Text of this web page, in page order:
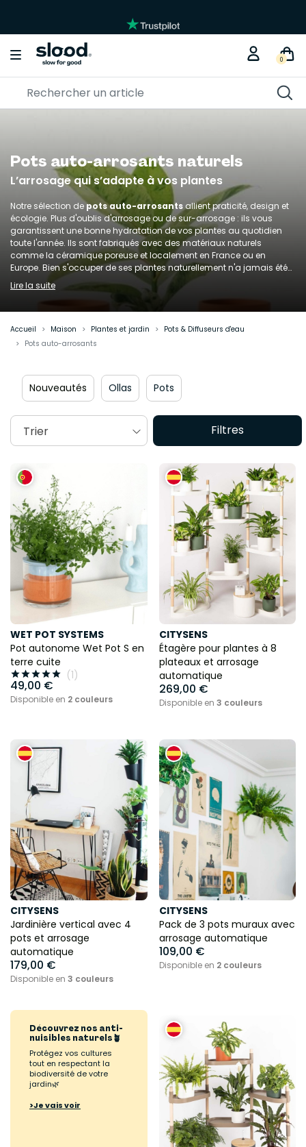
0
Pots auto-arrosants naturels
L’arrosage qui s’adapte à vos plantes
Notre sélection depots auto-arrosantsallient praticité, design et
écologie. Plus d'oublis d'arrosage ou de sur-arrosage : ils vous
garantissent une bonne hydratation de vos plantes au quotidien
toute l'année. Ils sont fabriqués avec des matériaux naturels
comme la céramique poreuse et localement en France ou en
Europe. Bien s'occuper de ses plantes naturellement n'a jamais été
aussi simple.
Lire la suite
Accueil Maison Plantes et jardin
Pots & Diffuseurs d'eau
Pots auto-arrosants
Nouveautés Ollas Pots
Filtres
Trier
WET POT SYSTEMS
Pot autonome Wet Pot S en
terre cuite
 (1)
49,00 €
Disponible en 2 couleurs
CITYSENS
Étagère pour plantes à 8
plateaux et arrosage
automatique
269,00 €
Disponible en 3 couleurs
CITYSENS
Jardinière vertical avec 4
pots et arrosage
automatique
179,00 €
Disponible en 3 couleurs
CITYSENS
Pack de 3 pots muraux avec
arrosage automatique
109,00 €
Disponible en 2 couleurs
Découvrez nos anti-
nuisibles naturels🪴
Protégez vos cultures
tout en respectant la
biodiversité de votre
jardin🌿
>Je vais voir